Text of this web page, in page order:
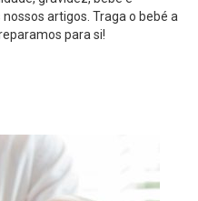
artigos. Traga o bebé a
para si!